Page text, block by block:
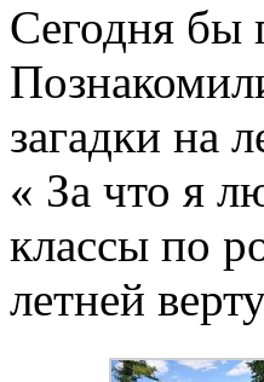
Сегодня бы
загадки на
« За что я
классы по
летней